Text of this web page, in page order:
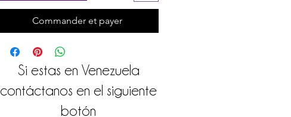
Commander et payer
Si estas en Venezuela
contáctanos en el siguiente
botón